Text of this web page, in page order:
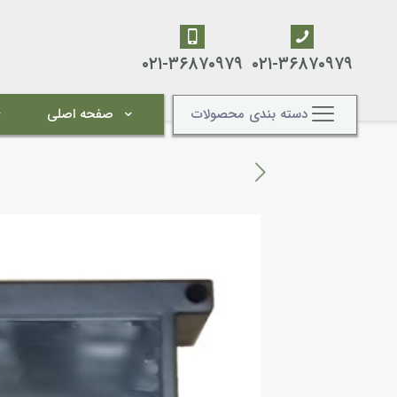
۰۲۱-۳۶۸۷۰۹۷۹ ۰۲۱-۳۶۸۷۰۹۷۹
دسته بندی محصولات صفحه اصلی